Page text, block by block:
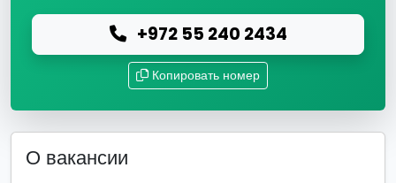
+972 55 240 2434
Копировать номер
О вакансии